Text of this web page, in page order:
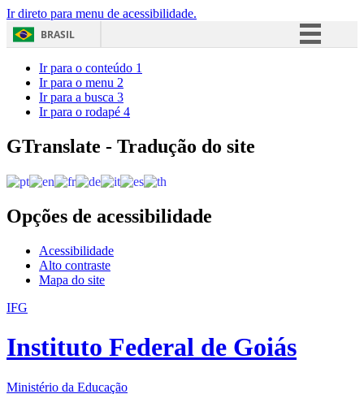
Ir direto para menu de acessibilidade.
BRASIL
Acesso à informação
Ir para o conteúdo 1
Ir para o menu 2
Ir para a busca 3
Ir para o rodapé 4
GTranslate - Tradução do site
Opções de acessibilidade
Acessibilidade
Alto contraste
Mapa do site
IFG
Instituto Federal de Goiás
Ministério da Educação